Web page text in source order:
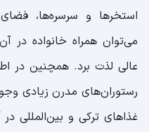
استخرها و سرسره‌ها،
می‌توان همراه خانواده در
عالی لذت برد. همچنین در
رستوران‌های مدرن زیادی
غذاهای ترکی و بین‌المللی